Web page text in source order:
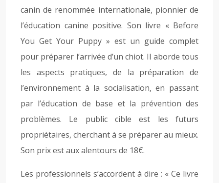
canin de renommée internationale, pionnier de
l’éducation canine positive. Son livre « Before
You Get Your Puppy » est un guide complet
pour préparer l’arrivée d’un chiot. Il aborde tous
les aspects pratiques, de la préparation de
l’environnement à la socialisation, en passant
par l’éducation de base et la prévention des
problèmes. Le public cible est les futurs
propriétaires, cherchant à se préparer au mieux.
Son prix est aux alentours de 18€.
Les professionnels s’accordent à dire : « Ce livre